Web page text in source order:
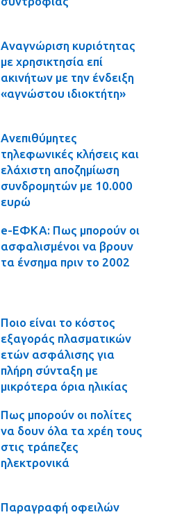
Αναγνώριση κυριότητας
με χρησικτησία επί
ακινήτων με την ένδειξη
«αγνώστου ιδιοκτήτη»
Ανεπιθύμητες
τηλεφωνικές κλήσεις και
ελάχιστη αποζημίωση
συνδρομητών με 10.000
ευρώ
e-ΕΦΚΑ: Πως μπορούν οι
ασφαλισμένοι να βρουν
τα ένσημα πριν το 2002
Ποιο είναι το κόστος
εξαγοράς πλασματικών
ετών ασφάλισης για
πλήρη σύνταξη με
μικρότερα όρια ηλικίας
Πως μπορούν οι πολίτες
να δουν όλα τα χρέη τους
στις τράπεζες
ηλεκτρονικά
Παραγραφή οφειλών